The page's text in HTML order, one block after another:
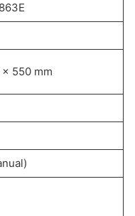
550 mm